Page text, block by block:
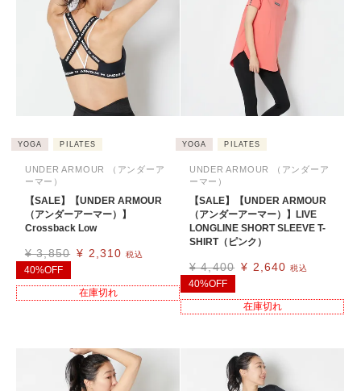
YOGA PILATES
UNDER ARMOUR （アンダーア
ーマー）
【SALE】【UNDER ARMOUR
（アンダーアーマー）】
Crossback Low
¥ 3,850 ¥ 2,310 税込
40%OFF
在庫切れ
YOGA PILATES
UNDER ARMOUR （アンダーア
ーマー）
【SALE】【UNDER ARMOUR
（アンダーアーマー）】LIVE
LONGLINE SHORT SLEEVE T-
SHIRT（ピンク）
¥ 4,400 ¥ 2,640 税込
40%OFF
在庫切れ